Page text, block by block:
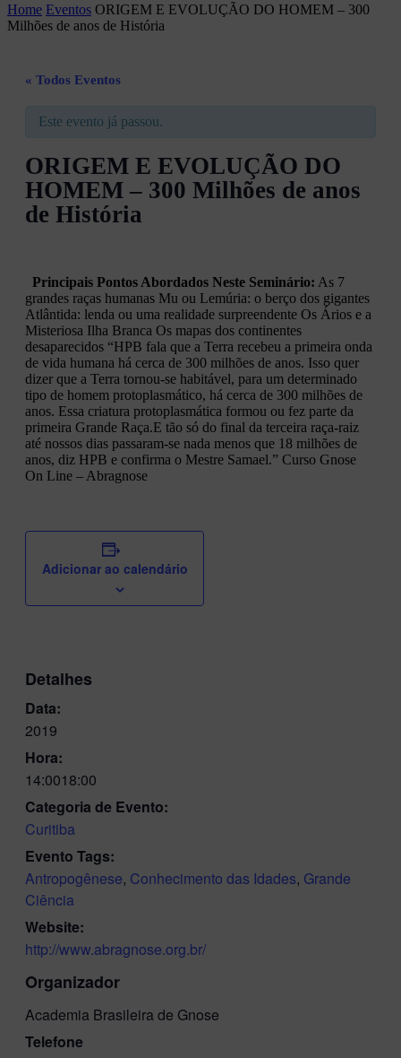
Home Eventos ORIGEM E EVOLUÇÃO DO HOMEM – 300
Milhões de anos de História
« Todos Eventos
Este evento já passou.
ORIGEM E EVOLUÇÃO DO
HOMEM – 300 Milhões de anos
de História
Principais Pontos Abordados Neste Seminário: As 7
grandes raças humanas Mu ou Lemúria: o berço dos gigantes
Atlântida: lenda ou uma realidade surpreendente Os Ários e a
Misteriosa Ilha Branca Os mapas dos continentes
desaparecidos “HPB fala que a Terra recebeu a primeira onda
de vida humana há cerca de 300 milhões de anos. Isso quer
dizer que a Terra tornou-se habitável, para um determinado
tipo de homem protoplasmático, há cerca de 300 milhões de
anos. Essa criatura protoplasmática formou ou fez parte da
primeira Grande Raça.E tão só do final da terceira raça-raiz
até nossos dias passaram-se nada menos que 18 milhões de
anos, diz HPB e confirma o Mestre Samael.” Curso Gnose
On Line – Abragnose
Adicionar ao calendário
Detalhes
Data:
2019
Hora:
14:0018:00
Categoria de Evento:
Curitiba
Evento Tags:
Antropogênese, Conhecimento das Idades, Grande
Ciência
Website:
http://www.abragnose.org.br/
Organizador
Academia Brasileira de Gnose
Telefone